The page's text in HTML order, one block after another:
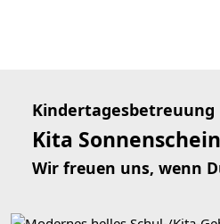
Kindertagesbetreuung
Kita Sonnenschein
Wir freuen uns, wenn